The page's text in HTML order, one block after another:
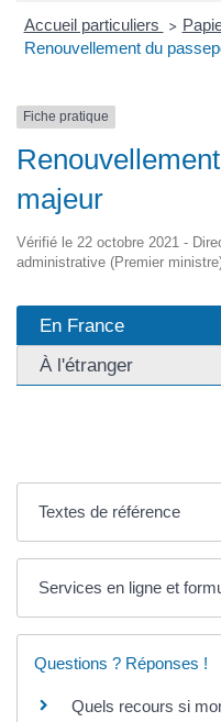
Accueil particuliers >
Renouvellement du
Fiche pratique
majeur
Vérifié le 22 octobre 2021 -
administrative (Premier
En France
À l'étranger
Textes de référence
Services en ligne et
Questions ? Réponses !
Quels recours si